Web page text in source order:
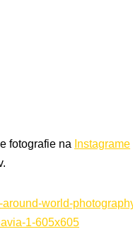
fotografie na Instagrame